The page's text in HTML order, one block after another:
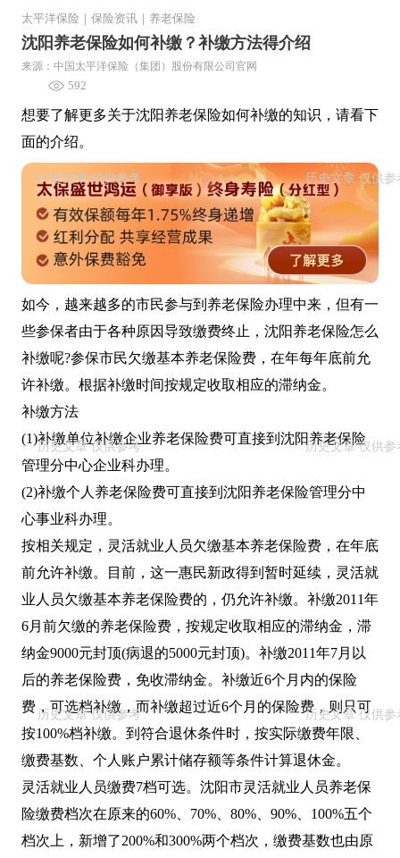
太平洋保险 保险资讯 养老保险
沈阳养老保险如何补缴？补缴方法得介绍
来源：中国太平洋保险（集团）股份有限公司官网
592
想要了解更多关于沈阳养老保险如何补缴的知识，请看下
面的介绍。
如今，越来越多的市民参与到养老保险办理中来，但有一
些参保者由于各种原因导致缴费终止，沈阳养老保险怎么
补缴呢?参保市民欠缴基本养老保险费，在年每年底前允
许补缴。根据补缴时间按规定收取相应的滞纳金。
补缴方法
(1)补缴单位补缴企业养老保险费可直接到沈阳养老保险
管理分中心企业科办理。
(2)补缴个人养老保险费可直接到沈阳养老保险管理分中
心事业科办理。
按相关规定，灵活就业人员欠缴基本养老保险费，在年底
前允许补缴。目前，这一惠民新政得到暂时延续，灵活就
业人员欠缴基本养老保险费的，仍允许补缴。补缴2011年
6月前欠缴的养老保险费，按规定收取相应的滞纳金，滞
纳金9000元封顶(病退的5000元封顶)。补缴2011年7月以
后的养老保险费，免收滞纳金。补缴近6个月内的保险
费，可选档补缴，而补缴超过近6个月的保险费，则只可
按100%档补缴。到符合退休条件时，按实际缴费年限、
缴费基数、个人账户累计储存额等条件计算退休金。
灵活就业人员缴费7档可选。沈阳市灵活就业人员养老保
险缴费档次在原来的60%、70%、80%、90%、100%五个
档次上，新增了200%和300%两个档次，缴费基数也由原